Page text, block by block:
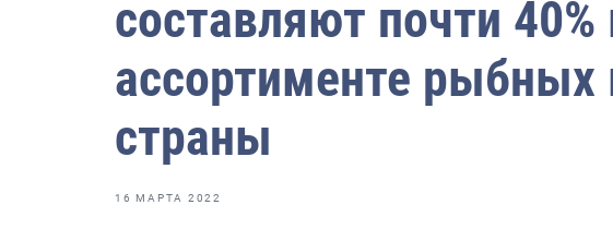
Рыбоохрана России
Отрасль в цифрах
Большая африканская экспедиция
составляют почти 40%
ассортименте рыбных
страны
16 МАРТА 2022